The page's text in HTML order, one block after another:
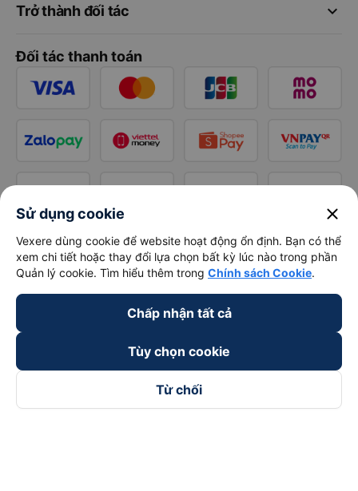
keyboard_arrow_down
Trở thành đối tác
Đối tác thanh toán
Sử dụng cookie close
Vexere dùng cookie để website hoạt động ổn định. Bạn có thể
xem chi tiết hoặc thay đổi lựa chọn bất kỳ lúc nào trong phần
Quản lý cookie. Tìm hiểu thêm trong Chính sách Cookie.
Chấp nhận tất cả
Tùy chọn cookie
Từ chối